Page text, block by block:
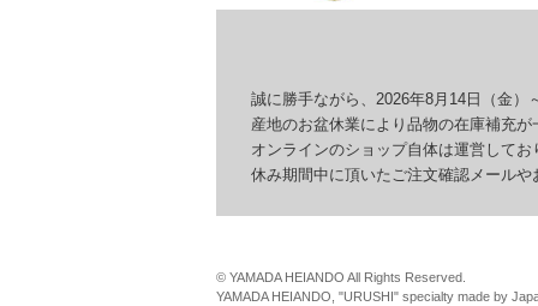
誠に勝手ながら、2026年8月14日（金）
産地のお盆休業により品物の在庫補充が
オンラインのショップ自体は運営してお
休み期間中に頂いたご注文確認メールや
© YAMADA HEIANDO All Rights Reserved.
YAMADA HEIANDO, "URUSHI" specialty made by